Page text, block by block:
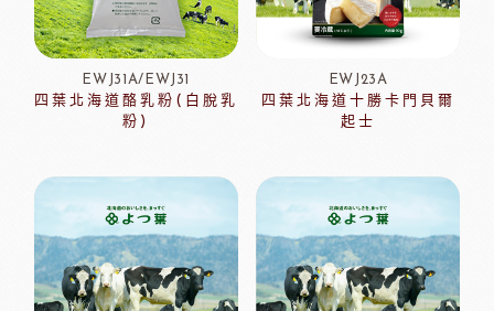
EWJ31A/EWJ31
四葉北海道酪乳粉(白脫乳
粉)
EWJ23A
四葉北海道十勝卡門貝爾
起士